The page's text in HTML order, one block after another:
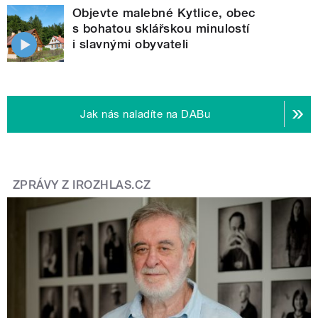
Objevte malebné Kytlice, obec
s bohatou sklářskou minulostí
i slavnými obyvateli
Jak nás naladíte na DABu
ZPRÁVY Z IROZHLAS.CZ